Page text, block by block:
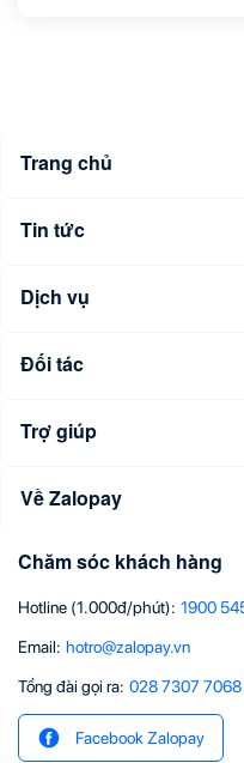
Trang chủ
Tin tức
Dịch vụ
Đối tác
Trợ giúp
Về Zalopay
Chăm sóc khách hàng
Hotline (1.000đ/phút): 1900
Email: hotro@zalopay.vn
Tổng đài gọi ra: 028 7307 7068
Facebook Zalopay